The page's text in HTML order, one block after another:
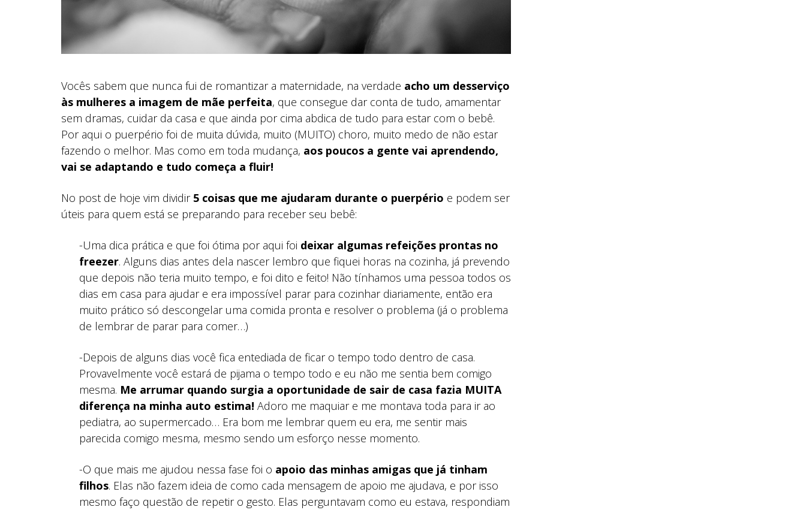
Vocês sabem que nunca fui de romantizar a maternidade, na verdade acho um desserviço
às mulheres a imagem de mãe perfeita, que consegue dar conta de tudo, amamentar
sem dramas, cuidar da casa e que ainda por cima abdica de tudo para estar com o bebê.
Por aqui o puerpério foi de muita dúvida, muito (MUITO) choro, muito medo de não estar
fazendo o melhor. Mas como em toda mudança, aos poucos a gente vai aprendendo,
vai se adaptando e tudo começa a fluir!
No post de hoje vim dividir 5 coisas que me ajudaram durante o puerpério e podem ser
úteis para quem está se preparando para receber seu bebê:
-Uma dica prática e que foi ótima por aqui foi deixar algumas refeições prontas no
freezer. Alguns dias antes dela nascer lembro que fiquei horas na cozinha, já prevendo
que depois não teria muito tempo, e foi dito e feito! Não tínhamos uma pessoa todos os
dias em casa para ajudar e era impossível parar para cozinhar diariamente, então era
muito prático só descongelar uma comida pronta e resolver o problema (já o problema
de lembrar de parar para comer…)
-Depois de alguns dias você fica entediada de ficar o tempo todo dentro de casa.
Provavelmente você estará de pijama o tempo todo e eu não me sentia bem comigo
mesma. Me arrumar quando surgia a oportunidade de sair de casa fazia MUITA
diferença na minha auto estima! Adoro me maquiar e me montava toda para ir ao
pediatra, ao supermercado… Era bom me lembrar quem eu era, me sentir mais
parecida comigo mesma, mesmo sendo um esforço nesse momento.
-O que mais me ajudou nessa fase foi o apoio das minhas amigas que já tinham
filhos. Elas não fazem ideia de como cada mensagem de apoio me ajudava, e por isso
mesmo faço questão de repetir o gesto. Elas perguntavam como eu estava, respondiam